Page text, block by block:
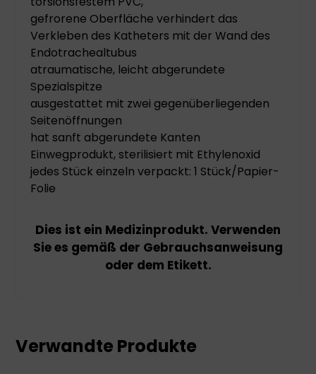
gefrorene Oberfläche verhindert das
Verkleben des Katheters mit der Wand des
Endotrachealtubus
atraumatische, leicht abgerundete
Spezialspitze
ausgestattet mit zwei gegenüberliegenden
Seitenöffnungen
hat sanft abgerundete Kanten
Einwegprodukt, sterilisiert mit Ethylenoxid
jedes Stück einzeln verpackt: 1 Stück/Papier-
Folie
Dies ist ein Medizinprodukt. Verwenden
Sie es gemäß der Gebrauchsanweisung
oder dem Etikett.
Verwandte Produkte